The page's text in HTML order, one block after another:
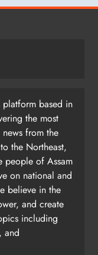
platform based in
the most
from the
the Northeast,
people of Assam
on national and
believe in the
and create
including
and